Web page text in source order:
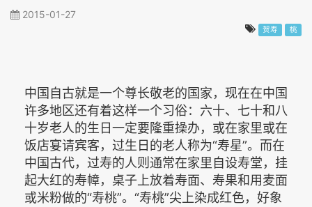
2015-01-27
贺寿 桃
中国自古就是一个尊长敬老的国家，现在在中国
许多地区还有着这样一个习俗：六十、七十和八
十岁老人的生日一定要隆重操办，或在家里或在
饭店宴请宾客，过生日的老人称为“寿星”。而在
中国古代，过寿的人则通常在家里自设寿堂，挂
起大红的寿幛，桌子上放着寿面、寿果和用麦面
或米粉做的“寿桃”。“寿桃”尖上染成红色，好象